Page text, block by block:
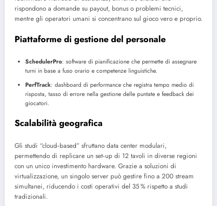
rispondono a domande su payout, bonus o problemi tecnici,
mentre gli operatori umani si concentrano sul gioco vero e proprio.
Piattaforme di gestione del personale
SchedulerPro: software di pianificazione che permette di assegnare
turni in base a fuso orario e competenze linguistiche.
PerfTrack: dashboard di performance che registra tempo medio di
risposta, tasso di errore nella gestione delle puntate e feedback dei
giocatori.
Scalabilità geografica
Gli studi “cloud‑based” sfruttano data center modulari,
permettendo di replicare un set‑up di 12 tavoli in diverse regioni
con un unico investimento hardware. Grazie a soluzioni di
virtualizzazione, un singolo server può gestire fino a 200 stream
simultanei, riducendo i costi operativi del 35 % rispetto a studi
tradizionali.